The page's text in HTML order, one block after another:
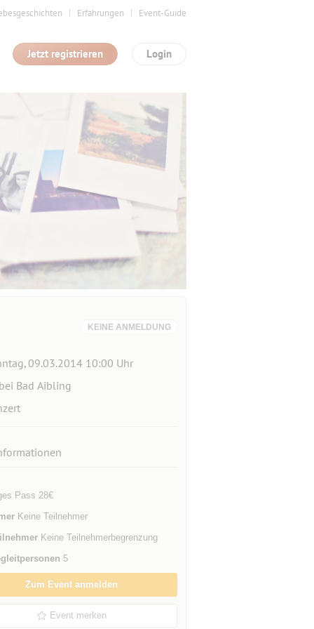
Erfahrungen Event-Guide
Login
Jetzt registrieren
KEINE ANMELDUNG
09.03.2014 10:00 Uhr
Bad Aibling
Pass 28€
Keine Teilnehmer
Keine Teilnehmerbegrenzung
5
Zum Event anmelden
Event merken